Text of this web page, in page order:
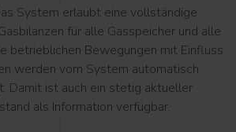
System erlaubt eine vollständige
für alle Gasspeicher und alle
betrieblichen Bewegungen mit Einfluss
werden vom System automatisch
Damit ist auch ein stetig aktueller
als Information verfügbar.